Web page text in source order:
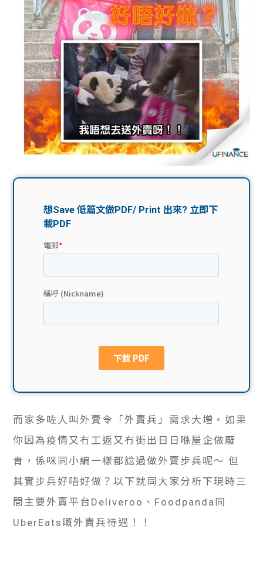
計算
機
學生
故事
分享
大學
生學
費貸
計數
網上
私人
貸款
貸款
計數
機
大專
生筍
工推
介
搵工
Gui
Exc
Gui
校園
Gui
de
理財
Gui
de
問題
學生
福利
uFina
nce
校園
聯絡
我們
而家多咗人叫外賣令「外賣兵」需求大增。如果
你因為疫情又冇工返又冇街出日日喺屋企做廢
青，係咪同小編一樣都諗過做外賣步兵呢～ 但
其實步兵好唔好做？以下就同大家分析下現時三
間主要外賣平台Deliveroo、Foodpanda同
UberEats嘅外賣兵待遇！！